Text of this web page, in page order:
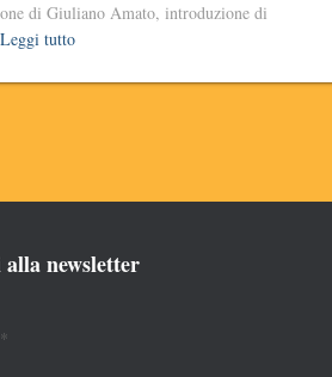
di Giuliano Amato, introduzione di
Leggi tutto
newsletter
*